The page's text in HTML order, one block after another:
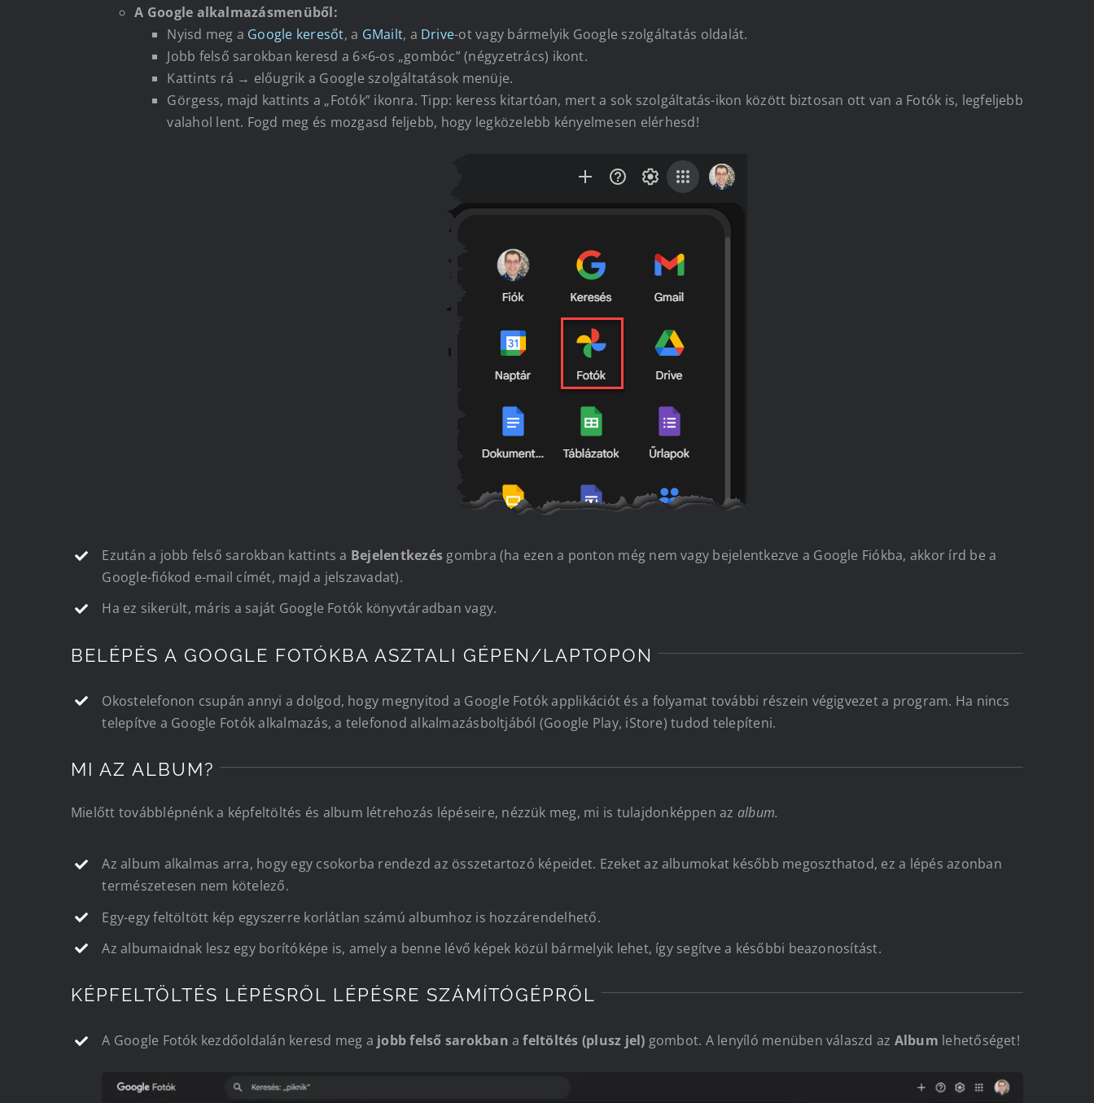
A Google alkalmazásmenüből:
Nyisd meg a Google keresőt, a GMailt, a Drive-ot vagy bármelyik Google szolgáltatás oldalát.
Jobb felső sarokban keresd a 6×6-os „gombóc” (négyzetrács) ikont.
Kattints rá → előugrik a Google szolgáltatások menüje.
Görgess, majd kattints a „Fotók” ikonra. Tipp: keress kitartóan, mert a sok szolgáltatás-ikon között biztosan ott van a Fotók is, legfeljebb
valahol lent. Fogd meg és mozgasd feljebb, hogy legközelebb kényelmesen elérhesd!
Ezután a jobb felső sarokban kattints a Bejelentkezés gombra (ha ezen a ponton még nem vagy bejelentkezve a Google Fiókba, akkor írd be a
Google-fiókod e-mail címét, majd a jelszavadat).
Ha ez sikerült, máris a saját Google Fotók könyvtáradban vagy.
BELÉPÉS A GOOGLE FOTÓKBA ASZTALI GÉPEN/LAPTOPON
Okostelefonon csupán annyi a dolgod, hogy megnyitod a Google Fotók applikációt és a folyamat további részein végigvezet a program. Ha nincs
telepítve a Google Fotók alkalmazás, a telefonod alkalmazásboltjából (Google Play, iStore) tudod telepíteni.
MI AZ ALBUM?
Mielőtt továbblépnénk a képfeltöltés és album létrehozás lépéseire, nézzük meg, mi is tulajdonképpen az album.
Az album alkalmas arra, hogy egy csokorba rendezd az összetartozó képeidet. Ezeket az albumokat később megoszthatod, ez a lépés azonban
természetesen nem kötelező.
Egy-egy feltöltött kép egyszerre korlátlan számú albumhoz is hozzárendelhető.
Az albumaidnak lesz egy borítóképe is, amely a benne lévő képek közül bármelyik lehet, így segítve a későbbi beazonosítást.
KÉPFELTÖLTÉS LÉPÉSRŐL LÉPÉSRE SZÁMÍTÓGÉPRŐL
A Google Fotók kezdőoldalán keresd meg a jobb felső sarokban afeltöltés (plusz jel) gombot. A lenyíló menüben válaszd az Album lehetőséget!